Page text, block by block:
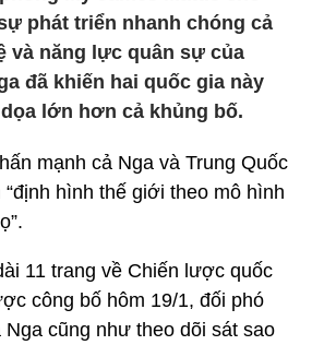
phát triển nhanh chóng cả
và năng lực quân sự của
đã khiến hai quốc gia này
lớn hơn cả khủng bố.
mạnh cả Nga và Trung Quốc
hình thế giới theo mô hình
11 trang về Chiến lược quốc
công bố hôm 19/1, đối phó
cũng như theo dõi sát sao